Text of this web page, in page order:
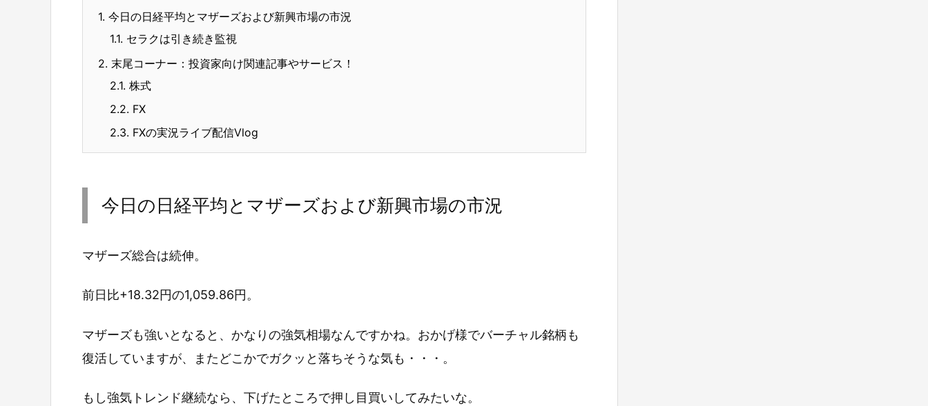
1. 今日の日経平均とマザーズおよび新興市場の市況
1.1. セラクは引き続き監視
2. 末尾コーナー：投資家向け関連記事やサービス！
2.1. 株式
2.2. FX
2.3. FXの実況ライブ配信Vlog
今日の日経平均とマザーズおよび新興市場の市況
マザーズ総合は続伸。
前日比+18.32円の1,059.86円。
マザーズも強いとなると、かなりの強気相場なんですかね。おかげ様でバーチャル銘柄も
復活していますが、またどこかでガクッと落ちそうな気も・・・。
もし強気トレンド継続なら、下げたところで押し目買いしてみたいな。